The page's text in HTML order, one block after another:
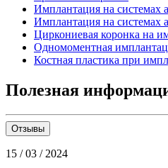
Имплантация на системах
Имплантация на системах
Циркониевая коронка на
Одномоментная
Костная пластика при
Полезная
Отзывы
15 / 03 / 2024